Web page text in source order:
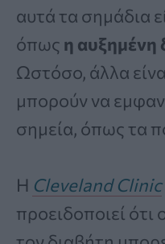
αυτά τα σημάδια
όπως η αυξημένη
Ωστόσο, άλλα
μπορούν να
σημεία, όπως τα
Η Cleveland Clinic
προειδοποιεί ότι